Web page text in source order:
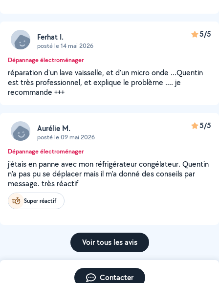
Ferhat I.
posté le 14 mai 2026
5/5
Dépannage électroménager
réparation d'un lave vaisselle, et d'un micro onde ...Quentin
est très professionnel, et explique le problème .... je
recommande +++
Aurélie M.
posté le 09 mai 2026
5/5
Dépannage électroménager
j'étais en panne avec mon réfrigérateur congélateur. Quentin
n'a pas pu se déplacer mais il m'a donné des conseils par
message. très réactif
Super réactif
Voir tous les avis
Contacter